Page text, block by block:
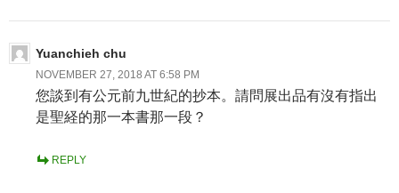
Yuanchieh chu
NOVEMBER 27, 2018 AT 6:58 PM
您談到有公元前九世紀的抄本。請問展出品有沒有指出
是聖経的那一本書那一段？
REPLY